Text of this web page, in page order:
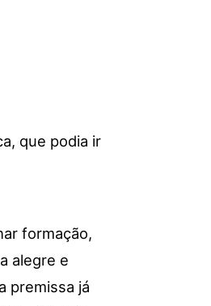
que podia ir
formação,
alegre e
premissa já